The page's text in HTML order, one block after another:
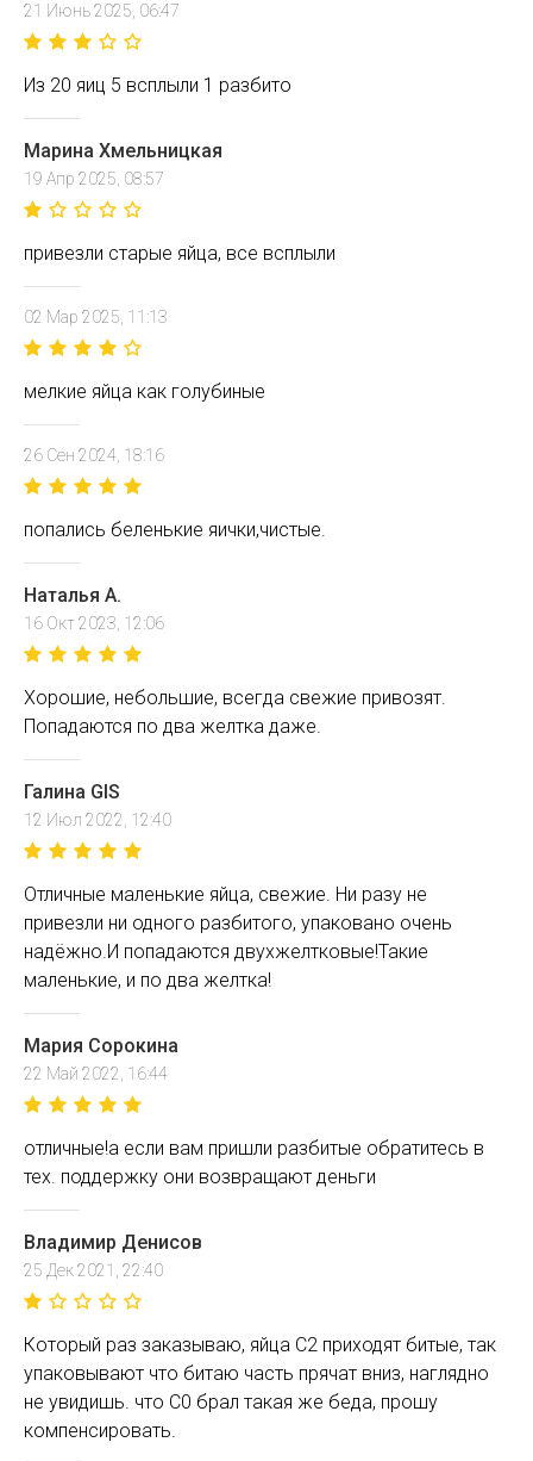
21 Июнь 2025, 06:47
Из 20 яиц 5 всплыли 1 разбито
Марина Хмельницкая
19 Апр 2025, 08:57
привезли старые яйца, все всплыли
02 Мар 2025, 11:13
мелкие яйца как голубиные
26 Сен 2024, 18:16
попались беленькие яички,чистые.
Наталья А.
16 Окт 2023, 12:06
Хорошие, небольшие, всегда свежие привозят.
Попадаются по два желтка даже.
Галина GIS
12 Июл 2022, 12:40
Отличные маленькие яйца, свежие. Ни разу не
привезли ни одного разбитого, упаковано очень
надёжно.И попадаются двухжелтковые!Такие
маленькие, и по два желтка!
Мария Сорокина
22 Май 2022, 16:44
отличные!а если вам пришли разбитые обратитесь в
тех. поддержку они возвращают деньги
Владимир Денисов
25 Дек 2021, 22:40
Который раз заказываю, яйца С2 приходят битые, так
упаковывают что битаю часть прячат вниз, наглядно
не увидишь. что С0 брал такая же беда, прошу
компенсировать.